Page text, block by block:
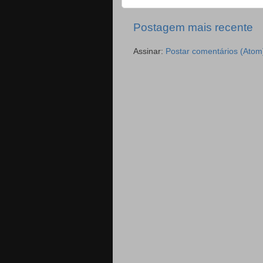
Postagem mais recente
Assinar: Postar comentários